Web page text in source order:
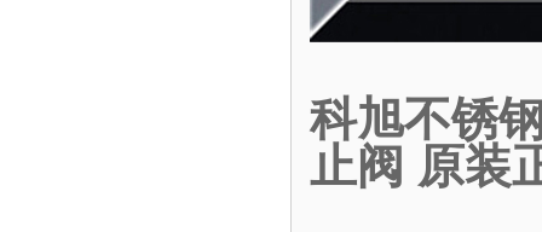
科旭不锈
止阀 原装